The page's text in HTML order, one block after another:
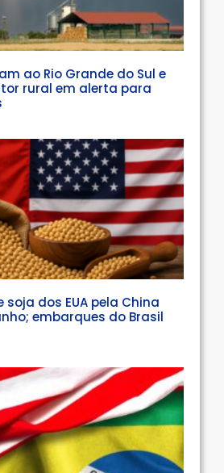
ao Rio Grande do Sul e
rural em alerta para
dos EUA pela China
embarques do Brasil